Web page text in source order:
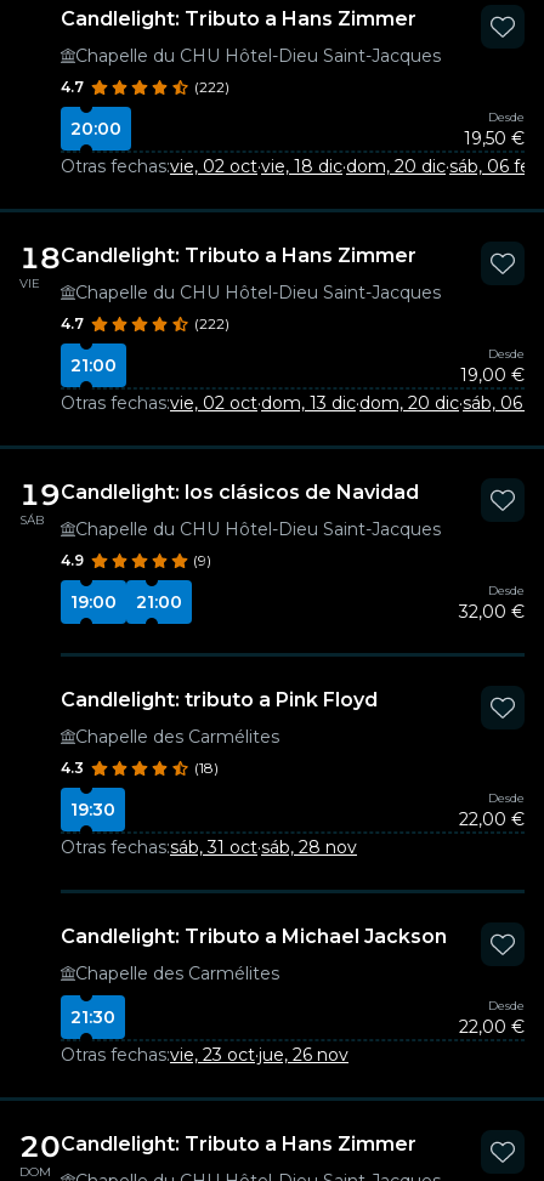
Candlelight: Tributo a Hans Zimmer
Chapelle du CHU Hôtel-Dieu Saint-Jacques
4.7 (222)
20:00
Desde
19,50 €
Otras fechas:vie, 02 oct·vie, 18 dic·dom, 20 dic·sáb, 06 feb
18
VIE
Candlelight: Tributo a Hans Zimmer
Chapelle du CHU Hôtel-Dieu Saint-Jacques
4.7 (222)
21:00
Desde
19,00 €
Otras fechas:vie, 02 oct·dom, 13 dic·dom, 20 dic·sáb, 06
19
SÁB
Candlelight: los clásicos de Navidad
Chapelle du CHU Hôtel-Dieu Saint-Jacques
4.9 (9)
19:00 21:00
Desde
32,00 €
Candlelight: tributo a Pink Floyd
Chapelle des Carmélites
4.3 (18)
19:30
Desde
22,00 €
Otras fechas:sáb, 31 oct·sáb, 28 nov
Candlelight: Tributo a Michael Jackson
Chapelle des Carmélites
21:30
Desde
22,00 €
Otras fechas:vie, 23 oct·jue, 26 nov
20
DOM
Candlelight: Tributo a Hans Zimmer